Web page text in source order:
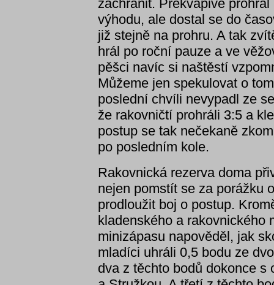
zachránit. Překvapivě
výhodu, ale dostal se do
již stejně na prohru. A tak
hrál po roční pauze a ve
pěšci navíc si naštěstí
Můžeme jen spekulovat o
poslední chvíli nevypadl ze
že rakovničtí prohráli 3:5 a
postup se tak nečekaně
po posledním kole.
Rakovnická rezerva doma
nejen pomstít se za porážku
prodloužit boj o postup.
kladenského a rakovnického
minizápasu napověděl, jak
mladíci uhráli 0,5 bodu ze
dva z těchto bodů dokonce s